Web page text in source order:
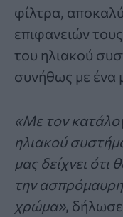
φίλτρα,
επιφανειών
του ηλιακού
συνήθως με ένα
«Με τον
ηλιακού
μας δείχνει ότι
την
χρώμα»,